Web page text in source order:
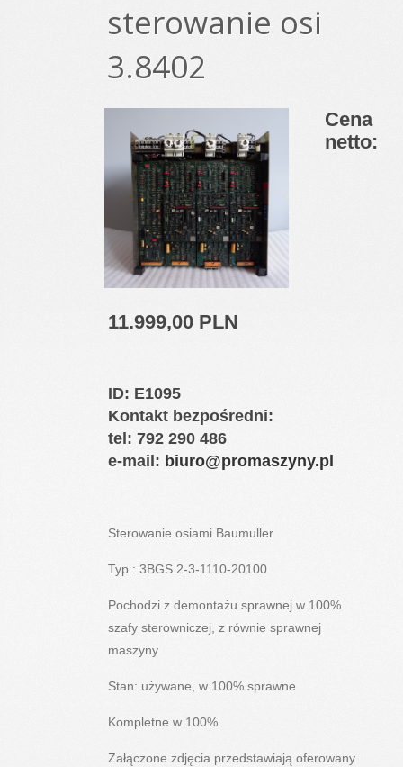
sterowanie osi
3.8402
Cena
netto:
11.999,00 PLN
ID: E1095
Kontakt bezpośredni:
tel: 792 290 486
e-mail: biuro@promaszyny.pl
Sterowanie osiami Baumuller
Typ : 3BGS 2-3-1110-20100
Pochodzi z demontażu sprawnej w 100%
szafy sterowniczej, z równie sprawnej
maszyny
Stan: używane, w 100% sprawne
Kompletne w 100%.
Załączone zdjęcia przedstawiają oferowany